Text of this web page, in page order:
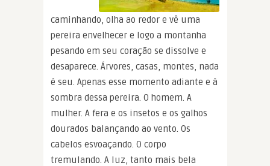
caminhando, olha ao redor e vê uma
pereira envelhecer e logo a montanha
pesando em seu coração se dissolve e
desaparece. Árvores, casas, montes, nada
é seu. Apenas esse momento adiante e à
sombra dessa pereira. O homem. A
mulher. A fera e os insetos e os galhos
dourados balançando ao vento. Os
cabelos esvoaçando. O corpo
tremulando. A luz, tanto mais bela